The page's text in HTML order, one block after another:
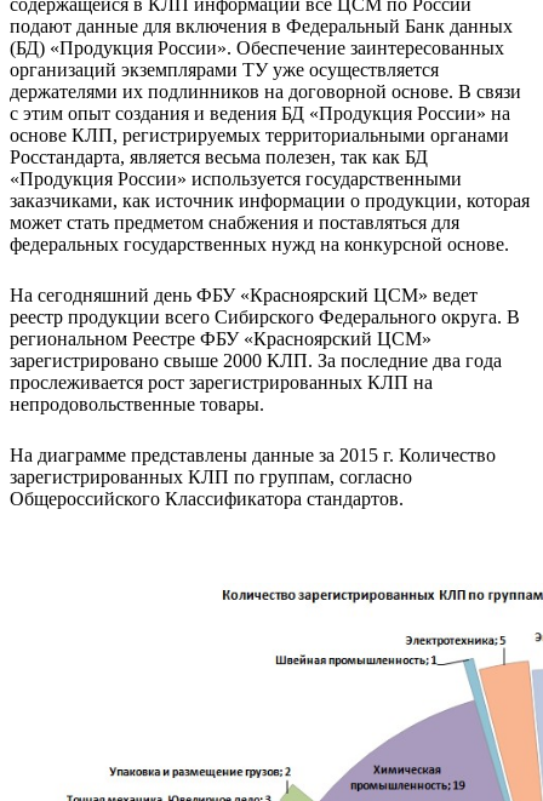
содержащейся в КЛП информации все ЦСМ по России
подают данные для включения в Федеральный Банк данных
(БД) «Продукция России». Обеспечение заинтересованных
организаций экземплярами ТУ уже осуществляется
держателями их подлинников на договорной основе. В связи
с этим опыт создания и ведения БД «Продукция России» на
основе КЛП, регистрируемых территориальными органами
Росстандарта, является весьма полезен, так как БД
«Продукция России» используется государственными
заказчиками, как источник информации о продукции, которая
может стать предметом снабжения и поставляться для
федеральных государственных нужд на конкурсной основе.
На сегодняшний день ФБУ «Красноярский ЦСМ» ведет
реестр продукции всего Сибирского Федерального округа. В
региональном Реестре ФБУ «Красноярский ЦСМ»
зарегистрировано свыше 2000 КЛП. За последние два года
прослеживается рост зарегистрированных КЛП на
непродовольственные товары.
На диаграмме представлены данные за 2015 г. Количество
зарегистрированных КЛП по группам, согласно
Общероссийского Классификатора стандартов.